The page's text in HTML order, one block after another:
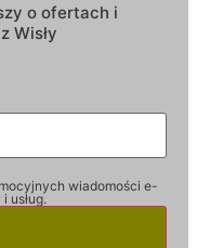
o ofertach i
Wisły
wiadomości e-
usług.